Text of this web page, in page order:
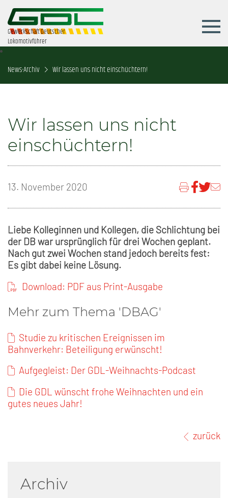
Gewerkschaft Deutscher
Lokomotivführer
News-Archiv Wir lassen uns nicht einschüchtern!
Wir lassen uns nicht
einschüchtern!
13. November 2020
Liebe Kolleginnen und Kollegen, die Schlichtung bei
der DB war ursprünglich für drei Wochen geplant.
Nach gut zwei Wochen stand jedoch bereits fest:
Es gibt dabei keine Lösung.
Download: PDF aus Print-Ausgabe
Mehr zum Thema 'DBAG'
Studie zu kritischen Ereignissen im
Bahnverkehr: Beteiligung erwünscht!
Aufgegleist: Der GDL-Weihnachts-Podcast
Die GDL wünscht frohe Weihnachten und ein
gutes neues Jahr!
zurück
Archiv